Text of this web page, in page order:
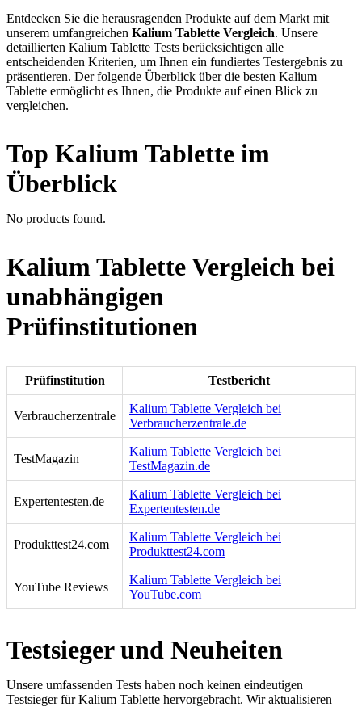
Entdecken Sie die herausragenden Produkte auf dem Markt mit
unserem umfangreichen Kalium Tablette Vergleich. Unsere
detaillierten Kalium Tablette Tests berücksichtigen alle
entscheidenden Kriterien, um Ihnen ein fundiertes Testergebnis zu
präsentieren. Der folgende Überblick über die besten Kalium
Tablette ermöglicht es Ihnen, die Produkte auf einen Blick zu
vergleichen.
Top Kalium Tablette im
Überblick
No products found.
Kalium Tablette Vergleich bei
unabhängigen
Prüfinstitutionen
Prüfinstitution Testbericht
Verbraucherzentrale
Kalium Tablette Vergleich bei
Verbraucherzentrale.de
TestMagazin
Kalium Tablette Vergleich bei
TestMagazin.de
Expertentesten.de
Kalium Tablette Vergleich bei
Expertentesten.de
Produkttest24.com
Kalium Tablette Vergleich bei
Produkttest24.com
YouTube Reviews
Kalium Tablette Vergleich bei
YouTube.com
Testsieger und Neuheiten
Unsere umfassenden Tests haben noch keinen eindeutigen
Testsieger für Kalium Tablette hervorgebracht. Wir aktualisieren